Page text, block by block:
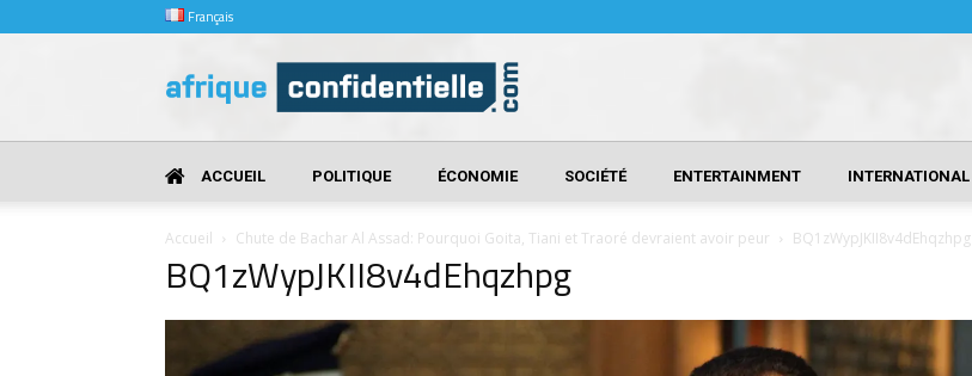
Français
Confidentielle
ACCUEIL POLITIQUE ÉCONOMIE SOCIÉTÉ ENTERTAINMENT INTERNATIONAL
Accueil Chute de Bachar Al Assad: Pourquoi Goita, Tiani et Traoré devraient avoir peur BQ1zWypJKII8v4dEhqzhpg
BQ1zWypJKII8v4dEhqzhpg